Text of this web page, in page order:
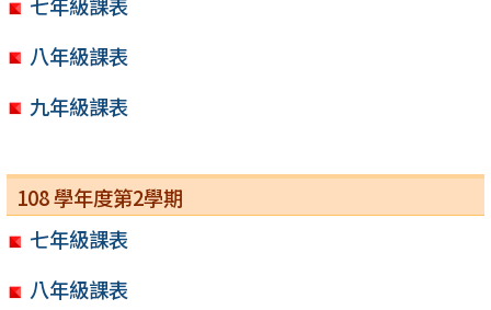
八年級課表
九年級課表
108 學年度第2學期
七年級課表
八年級課表